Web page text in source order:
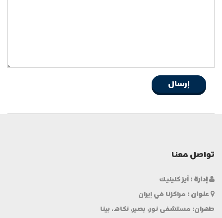
تواصل معنا
إدارة :آيز كلينيك
عنوان : مراكزنا في إيران
طهران: مستشفى نور، بصير، نكاه، بينا